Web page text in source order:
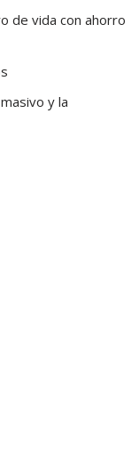
de vida con ahorro
y la